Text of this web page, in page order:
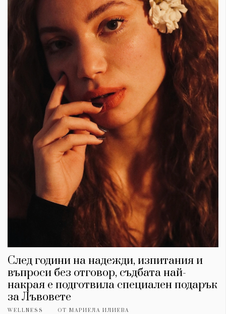
След години на надежди, изпитания и
въпроси без отговор, съдбата най-
накрая е подготвила специален подарък
за Лъвовете
WELLNESS ОТ МАРИЕЛА ИЛИЕВА